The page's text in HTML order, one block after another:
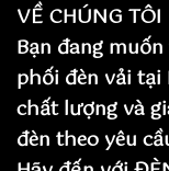
VỀ CHÚNG TÔI
Bạn đang
phối đèn vải tại
chất lượng và
đèn theo yêu